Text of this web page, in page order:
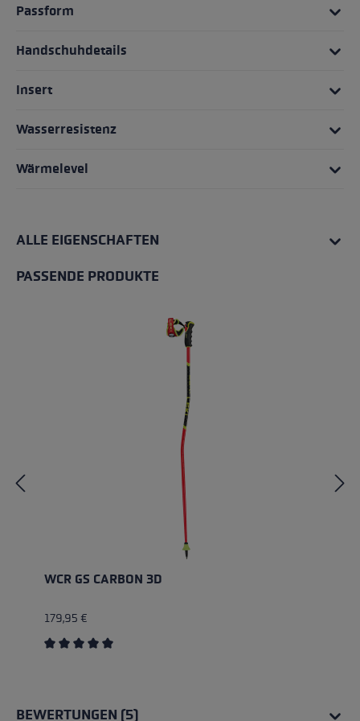
Passform
Handschuhdetails
Insert
Wasserresistenz
Wärmelevel
ALLE EIGENSCHAFTEN
PASSENDE PRODUKTE
WCR GS CARBON 3D
179,95 €
BEWERTUNGEN (5)